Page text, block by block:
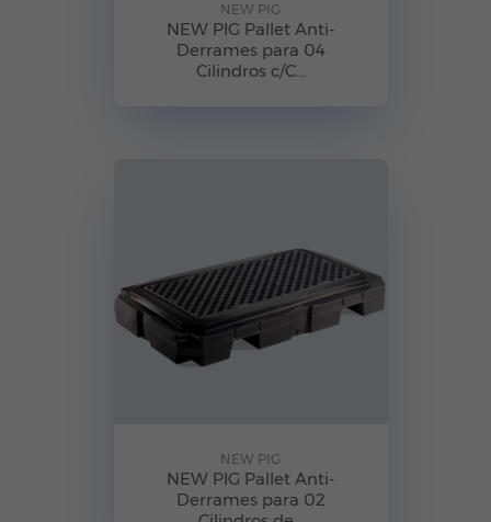
NEW PIG
NEW PIG Pallet Anti-
Derrames para 04
Cilindros c/C...
NEW PIG
NEW PIG Pallet Anti-
Derrames para 02